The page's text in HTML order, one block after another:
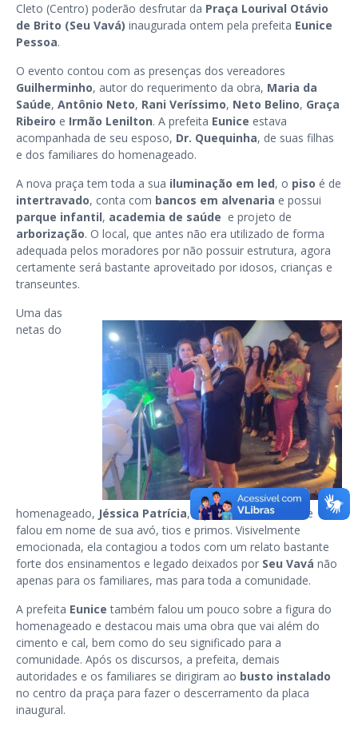
Cleto (Centro) poderão desfrutar da Praça Lourival Otávio
de Brito (Seu Vavá) inaugurada ontem pela prefeita Eunice
Pessoa.
O evento contou com as presenças dos vereadores
Guilherminho, autor do requerimento da obra, Maria da
Saúde, Antônio Neto, Rani Veríssimo, Neto Belino, Graça
Ribeiro e Irmão Lenilton. A prefeita Eunice estava
acompanhada de seu esposo, Dr. Quequinha, de suas filhas
e dos familiares do homenageado.
A nova praça tem toda a sua iluminação em led, o piso é de
intertravado, conta com bancos em alvenaria e possui
parque infantil, academia de saúde e projeto de
arborização. O local, que antes não era utilizado de forma
adequada pelos moradores por não possuir estrutura, agora
certamente será bastante aproveitado por idosos, crianças e
transeuntes.
Uma das
netas do
homenageado, Jéssica Patrícia, representou a família e
falou em nome de sua avó, tios e primos. Visivelmente
emocionada, ela contagiou a todos com um relato bastante
forte dos ensinamentos e legado deixados por Seu Vavá não
apenas para os familiares, mas para toda a comunidade.
A prefeita Eunicetambém falou um pouco sobre a figura do
homenageado e destacou mais uma obra que vai além do
cimento e cal, bem como do seu significado para a
comunidade. Após os discursos, a prefeita, demais
autoridades e os familiares se dirigiram ao busto instalado
no centro da praça para fazer o descerramento da placa
inaugural.